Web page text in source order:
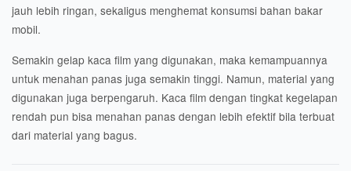
jauh lebih ringan, sekaligus menghemat konsumsi bahan bakar
mobil.
Semakin gelap kaca film yang digunakan, maka kemampuannya
untuk menahan panas juga semakin tinggi. Namun, material yang
digunakan juga berpengaruh. Kaca film dengan tingkat kegelapan
rendah pun bisa menahan panas dengan lebih efektif bila terbuat
dari material yang bagus.